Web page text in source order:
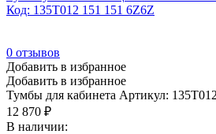
Код: 135T012 151 151 6Z6Z
0 отзывов
Добавить в избранное
Добавить в избранное
Тумбы для кабинета Артикул:
12 870 ₽
В наличии: